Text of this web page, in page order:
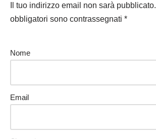
Il tuo indirizzo email non sarà pubblicato.
obbligatori sono contrassegnati *
Nome
Email